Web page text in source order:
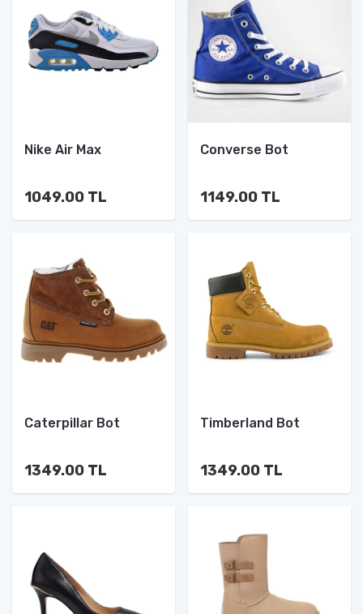
Nike Air Max
1049.00 TL
Converse Bot
1149.00 TL
Caterpillar Bot
1349.00 TL
Timberland Bot
1349.00 TL